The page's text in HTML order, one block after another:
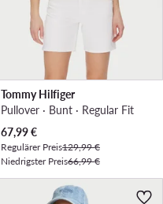
Tommy Hilfiger
Pullover · Bunt · Regular Fit
Aktueller Preis
67,99€
Regulärer Preis129,99 €
Niedrigster Preis66,99 €